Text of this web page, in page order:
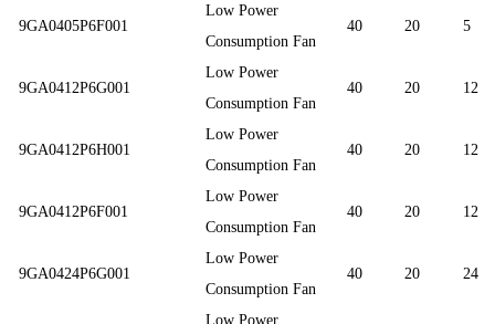
9GA0405P6F001
Low Power
Consumption Fan
40 20 5
9GA0412P6G001
Low Power
Consumption Fan
40 20 12
9GA0412P6H001
Low Power
Consumption Fan
40 20 12
9GA0412P6F001
Low Power
Consumption Fan
40 20 12
9GA0424P6G001
Low Power
Consumption Fan
40 20 24
Low Power